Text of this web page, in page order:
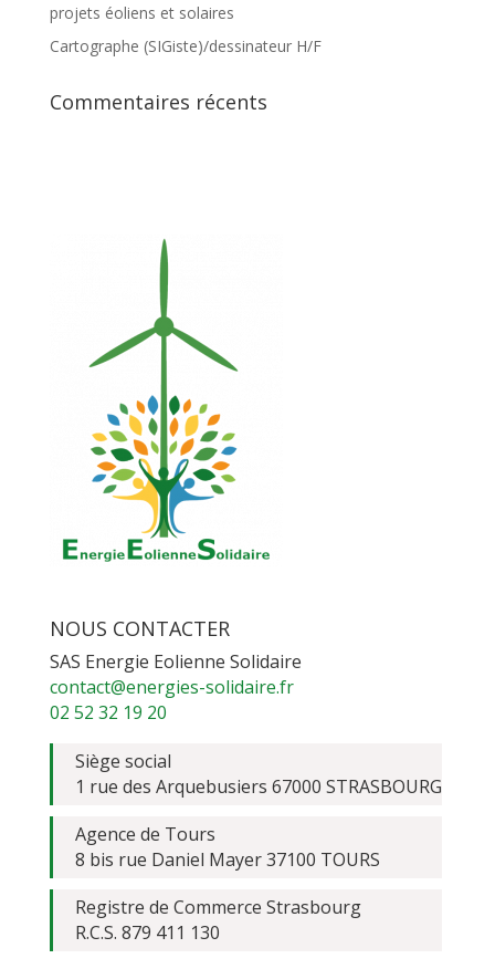
projets éoliens et solaires
Cartographe (SIGiste)/dessinateur H/F
Commentaires récents
NOUS CONTACTER
SAS Energie Eolienne Solidaire
contact@energies-solidaire.fr
02 52 32 19 20
Siège social
1 rue des Arquebusiers 67000 STRASBOURG
Agence de Tours
8 bis rue Daniel Mayer 37100 TOURS
Registre de Commerce Strasbourg
R.C.S. 879 411 130